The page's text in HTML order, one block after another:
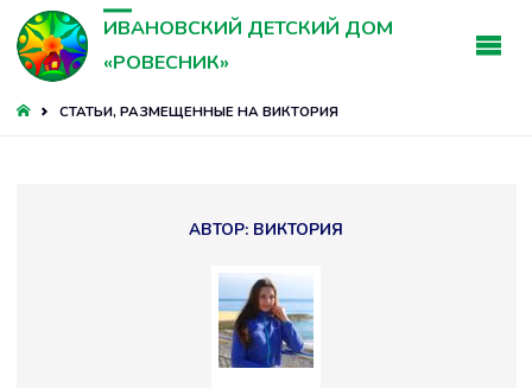
ИВАНОВСКИЙ ДЕТСКИЙ ДОМ
«РОВЕСНИК»
ГЛАВНАЯ
СТАТЬИ, РАЗМЕЩЕННЫЕ НА ВИКТОРИЯ
АВТОР: ВИКТОРИЯ